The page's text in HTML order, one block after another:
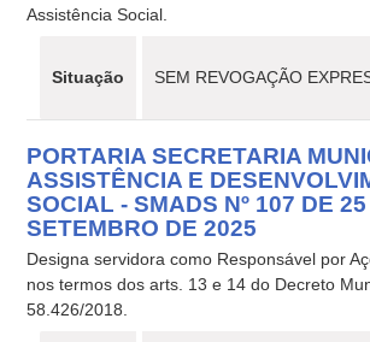
Assistência Social.
Situação SEM REVOGAÇÃO
PORTARIA SECRETARIA
ASSISTÊNCIA E
SOCIAL - SMADS Nº 107 DE
SETEMBRO DE 2025
Designa servidora como Responsável por
nos termos dos arts. 13 e 14 do Decreto
58.426/2018.